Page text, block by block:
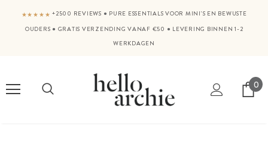
★★★★★ +2500 REVIEWS ● PURE ESSENTIALS VOOR MINI'S EN BEWUSTE
OUDERS ● GRATIS VERZENDING VANAF €50 ● LEVERING BINNEN 1-2
WERKDAGEN
0